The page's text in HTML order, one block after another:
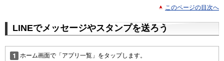
このページの目次へ
LINEでメッセージやスタンプを送ろう
ホーム画面で「アプリ一覧」をタップします。